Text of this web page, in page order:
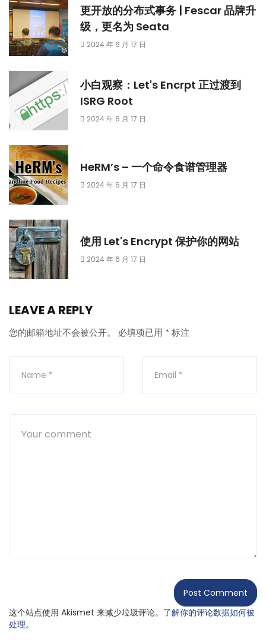
更开放的分布式事务 | Fescar 品牌升
级，更名为 Seata
2024 年 6 月 17 日
小白观察：Let's Encrpt 正过渡到
ISRG Root
2024 年 6 月 17 日
HeRM’s – 一个命令食谱管理器
2024 年 6 月 17 日
使用 Let's Encrypt 保护你的网站
2024 年 6 月 17 日
LEAVE A REPLY
您的邮箱地址不会被公开。 必填项已用 * 标注
这个站点使用 Akismet 来减少垃圾评论。 了解你的评论数据如何被
处理。